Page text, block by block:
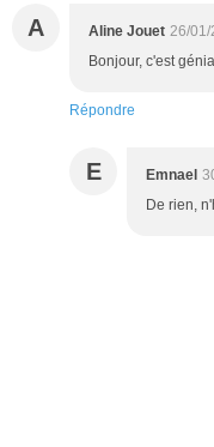
A Aline Jouet 26/01/
Bonjour, c'est
Répondre
E Emnael
De rien,